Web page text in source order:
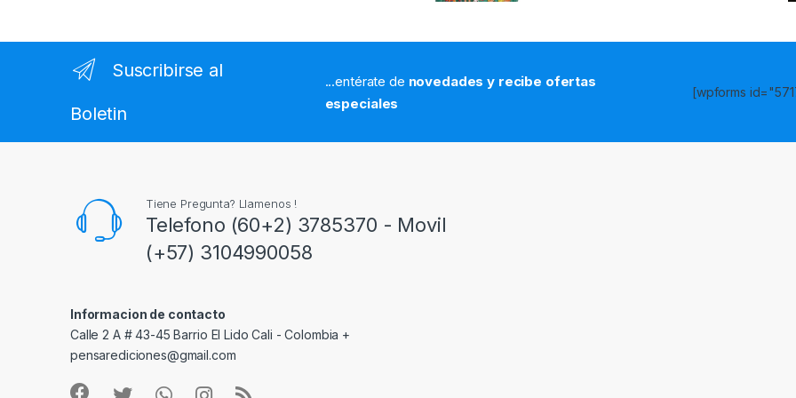
Suscribirse al
Boletin
...entérate de novedades y recibe ofertas
especiales
[wpforms
Tiene Pregunta? Llamenos !
Telefono (60+2) 3785370 - Movil
(+57) 3104990058
Informacion de contacto
Calle 2 A # 43-45 Barrio El Lido Cali - Colombia +
pensarediciones@gmail.com